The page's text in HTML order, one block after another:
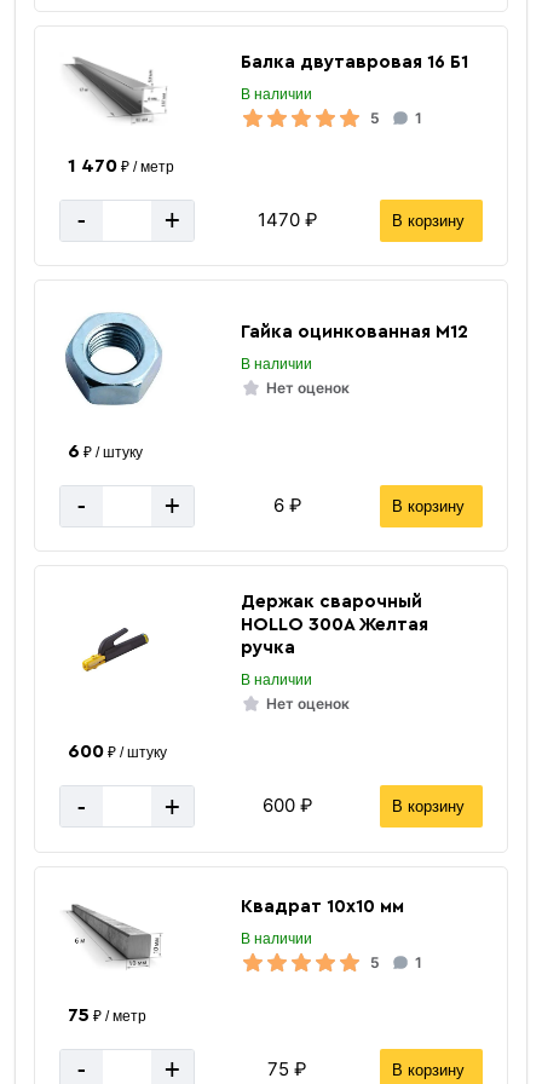
Балка двутавровая 16 Б1
В наличии
5 1
1 470₽ / метр
- + 1470 ₽ В корзину
Гайка оцинкованная М12
В наличии
Нет оценок
6 ₽ / штуку
- + 6 ₽ В корзину
Держак сварочный
HOLLO 300А Желтая
ручка
В наличии
Нет оценок
600₽ / штуку
- + 600 ₽ В корзину
Квадрат 10х10 мм
В наличии
5 1
75 ₽ / метр
- + 75 ₽ В корзину
Шпильки резьбовые
«В корзину»
«Быстрый заказ»
2 м